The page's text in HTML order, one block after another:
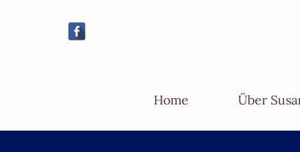
Home Über